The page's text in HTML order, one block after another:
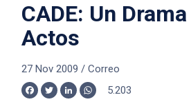
CADE: Un
Actos
27 Nov 2009 / Correo
Facebook
TwitterLinkedInWhatsApp
5.203